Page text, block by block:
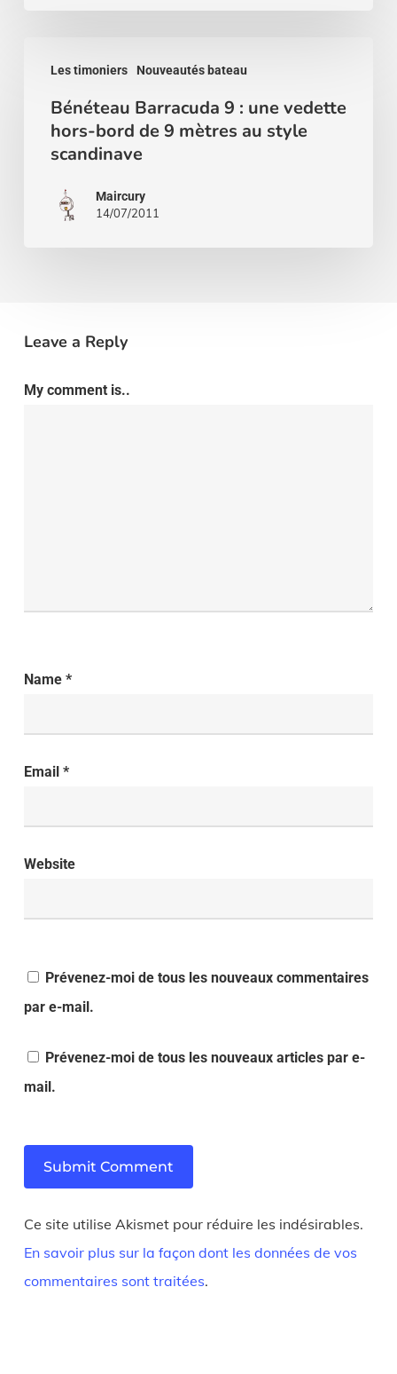
pratique
fonctionnel
Les timoniers Nouveautés bateau
Barracuda
vedette
mètres
style
Bénéteau Barracuda 9 : une vedette
hors-bord de 9 mètres au style
scandinave
Maircury
14/07/2011
Leave a Reply
My comment is..
Name *
Email *
Website
Prévenez-moi de tous les nouveaux commentaires
par e-mail.
Prévenez-moi de tous les nouveaux articles par e-
mail.
Ce site utilise Akismet pour réduire les indésirables.
En savoir plus sur la façon dont les données de vos
commentaires sont traitées.